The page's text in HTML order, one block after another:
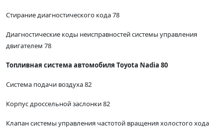
Стирание диагностического кода 78
Диагностические коды неисправностей системы управления
двигателем 78
Топливная система автомобиля Toyota Nadia 80
Система подачи воздуха 82
Корпус дроссельной заслонки 82
Клапан системы управления частотой вращения холостого хода